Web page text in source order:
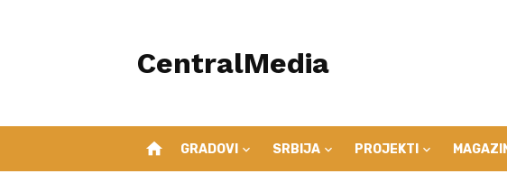
CentralMedia
home GRADOVI SRBIJA PROJEKTI